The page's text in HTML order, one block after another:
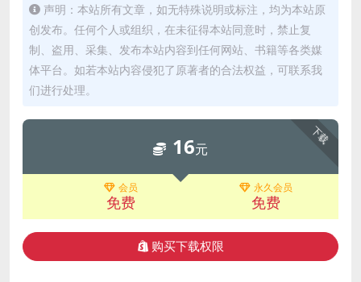
声明：本站所有文章，如无特殊说明或标注，均为本站原
创发布。任何个人或组织，在未征得本站同意时，禁止复
制、盗用、采集、发布本站内容到任何网站、书籍等各类媒
体平台。如若本站内容侵犯了原著者的合法权益，可联系我
们进行处理。
下载
16元
会员
免费
永久会员
免费
购买下载权限